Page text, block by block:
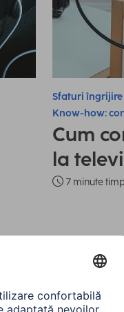
Sfaturi
Know-how:
Cum
la
7 minute